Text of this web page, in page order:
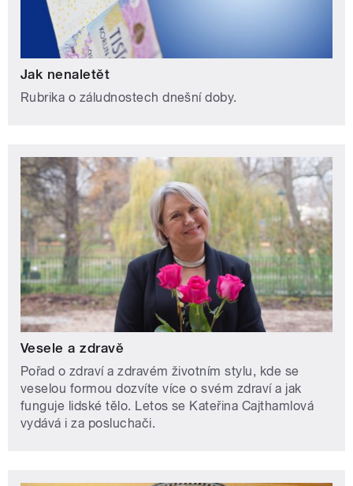
Jak nenaletět
Rubrika o záludnostech dnešní doby.
Vesele a zdravě
Pořad o zdraví a zdravém životním stylu, kde se
veselou formou dozvíte více o svém zdraví a jak
funguje lidské tělo. Letos se Kateřina Cajthamlová
vydává i za posluchači.